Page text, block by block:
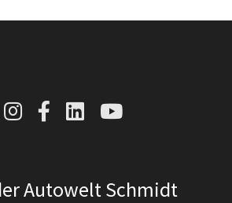
Autowelt Schmidt auf
Autowelt Schmidt
AutoweltAutowelt
Autowelt Schmidt